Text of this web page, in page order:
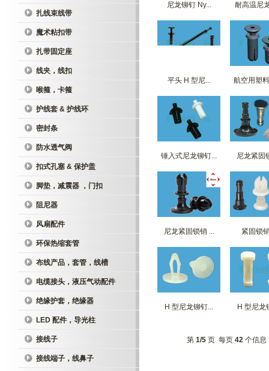
扎线束线带
魔术粘扣带
扎带固定座
线夹，线扣
喉箍，卡箍
护线套 & 护线环
密封条
防水透气阀
扣式孔塞 & 保护盖
脚垫，减震器 ，门扣
阻尼器
风扇配件
环保热缩套管
布线产品，套管，线槽
电缆接头，液压气动配件
绝缘护套，绝缘器
LED 配件，导光柱
接线子
接线端子，线鼻子
尼龙铆钉 Ny... 耐高温尼
平头 H 型尼... 航空用塑
锤入式尼龙铆钉... 尼龙紧固
尼龙紧固锁销 ... 紧固锁
H 型尼龙铆钉... H 型尼龙
第 1/5 页 每页 42个信